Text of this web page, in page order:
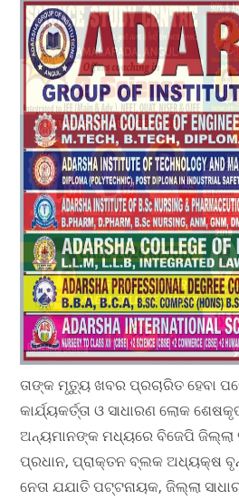
ତାଙ୍କ ମୃତ୍ୟୁ ଖବର ପ୍ରଚାରିତ ହେବା
କାର୍ଯ୍ୟକର୍ତ୍ତା ଓ ସାଧାରଣ ଲୋକ
ଅନ୍ୟମାନଙ୍କ ମଧ୍ୟରେ ବିଜେପି
ପ୍ରଧାନ, ପ୍ରାକ୍ତନ ବ୍ଲକ ଅଧ୍ୟକ୍ଷ
ନେତା ଯଯାତି ପଟ୍ଟନାୟକ, ଜିଲ୍ଲା